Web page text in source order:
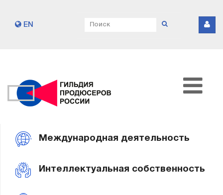
EN
Международная деятельность
Интеллектуальная собственность